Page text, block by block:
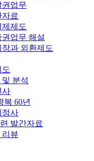
권업무
료
제도
업무 해설
과 외환제도
분석
사
복 60년
정사
발간자료
리뷰